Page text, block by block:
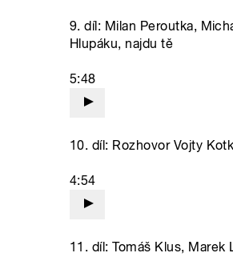
9. díl: Milan Peroutka,
Hlupáku, najdu tě
5:48
10. díl: Rozhovor Vojty
4:54
11. díl: Tomáš Klus, Marek